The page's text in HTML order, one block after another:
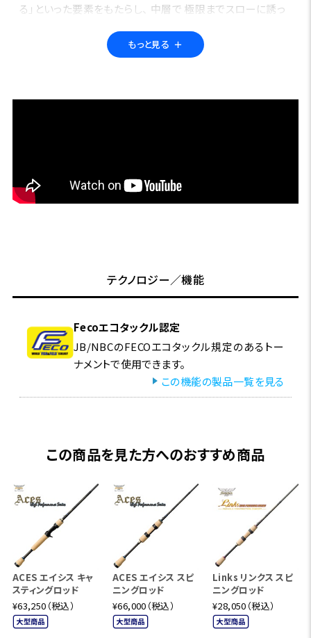
る」といった要素をもたらし、 中層で 極限までスローに誘っ
もっと見る ＋
テクノロジー／機能
Fecoエコタックル認定
JB/NBCのFECOエコタックル規定のあるトー
ナメントで使用できます。
この機能の製品一覧を見る
この商品を見た方へのおすすめ商品
ACES エイシス キャ
スティングロッド
¥63,250（税込）
ACES エイシス スピ
ニングロッド
¥66,000（税込）
Links リンクス スピ
ニングロッド
¥28,050（税込）